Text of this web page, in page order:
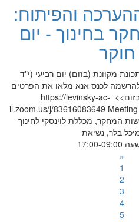
והפיתוח:
21 למחקר בחינוך - יום
במתכונת מקוונת (בזום) יום רביעי (י"ד
27 בינואר 2021 להרשמה לכנס אנא מלאו את הפרטים
הבאים: קישור למפגש בזום>> https://levinsky-ac-
il.zoom.us/j/83616083649
המחקר, מכללת לוינסקי לחינוך
בלר, נשיאת
«
1
2
3
4
5